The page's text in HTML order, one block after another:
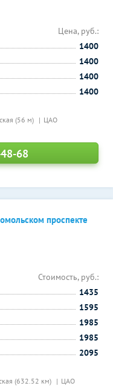
(56 м) ЦАО
Цена, руб.:
1400
1400
1400
1400
68
проспекте
(632.52 км) ЦАО
Стоимость, руб.:
1435
1595
1985
1985
2095